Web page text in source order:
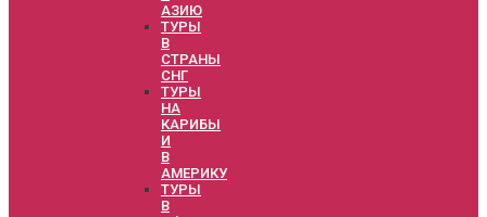
АЗИЮ
ТУРЫ
В
СТРАНЫ
СНГ
ТУРЫ
НА
КАРИБЫ
И
В
АМЕРИКУ
ТУРЫ
В